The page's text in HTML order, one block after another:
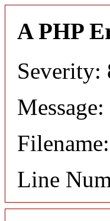
A PHP
Severity:
Line